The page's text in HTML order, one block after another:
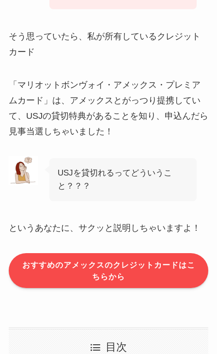
そう思っていたら、私が所有しているクレジット
カード
「マリオットボンヴォイ・アメックス・プレミア
ムカード」は、アメックスとがっつり提携してい
て、USJの貸切特典があることを知り、申込んだら
見事当選しちゃいました！
USJを貸切れるってどういうこ
と？？？
というあなたに、サクッと説明しちゃいますよ！
おすすめのアメックスのクレジットカードはこ
ちらから
目次